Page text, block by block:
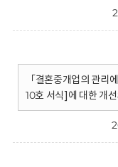
「결혼중개업의 관리
10호 서식]에 대한 개